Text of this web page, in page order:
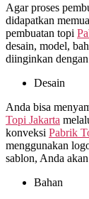
Agar proses
didapatkan
pembuatan topi
desain, model,
diinginkan
Desain
Anda bisa
Topi Jakarta
konveksi Pabrik
menggunakan
sablon, Anda
Bahan